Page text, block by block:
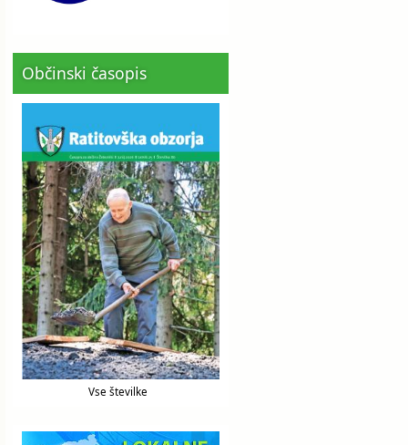
Občinski časopis
Vse številke